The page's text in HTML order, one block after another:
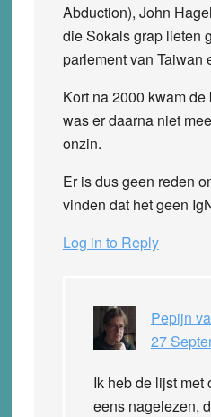
Abduction), John
die Sokals grap lieten
parlement van Taiwan
Kort na 2000 kwam
was er daarna niet
onzin.
Er is dus geen reden
vinden dat het geen
Log in to Reply
Pepijn
27
Ik heb de lijst met
eens nagelezen,